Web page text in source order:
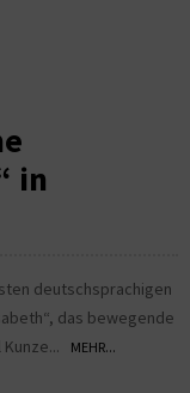
in
deutschsprachigen
das bewegende
MEHR...